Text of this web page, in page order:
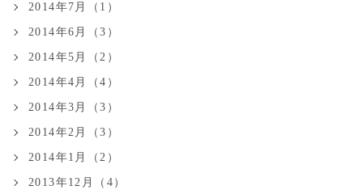
2014年7月（1）
2014年6月（3）
2014年5月（2）
2014年4月（4）
2014年3月（3）
2014年2月（3）
2014年1月（2）
2013年12月（4）